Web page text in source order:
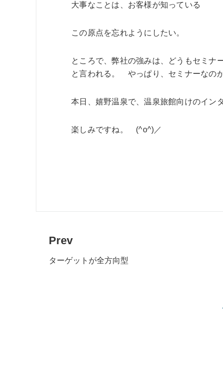
大事なことは、お客様が知っている
この原点を忘れようにしたい。
ところで、弊社の強みは、どうもセミ
と言われる。 やっぱり、セミナーなの
本日、嬉野温泉で、温泉旅館向けのイン
楽しみですね。 (^o^)／
Prev
ターゲットが全方向型